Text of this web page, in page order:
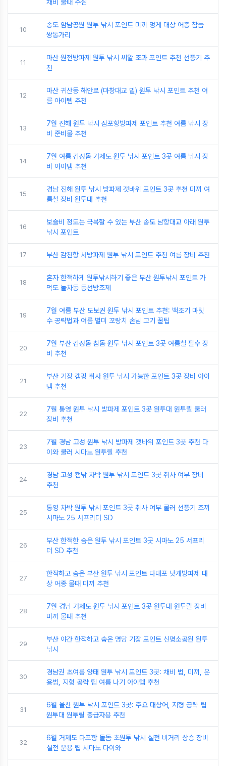
채비 물때 수심
10
송도 암남공원 원투 낚시 포인트 미끼 멍게 대상 어종 참돔
쌍동가리
11
마산 원전방파제 원투 낚시 씨알 조과 포인트 추천 선풍기 추
천
12
마산 귀산동 해안로 (마창대교 밑) 원투 낚시 포인트 추천 여
름 아이템 추천
13
7월 진해 원투 낚시 삼포항방파제 포인트 추천 여름 낚시 장
비 준비물 추천
14
7월 여름 감성돔 거제도 원투 낚시 포인트 3곳 여름 낚시 장
비 아이템 추천
15
경남 진해 원투 낚시 방파제 갯바위 포인트 3곳 추천 미끼 여
름철 장비 원투대 추천
16
보슬비 정도는 극복할 수 있는 부산 송도 남항대교 아래 원투
낚시 포인트
17 부산 감천항 서방파제 원투 낚시 포인트 추천 여름 장비 추천
18
혼자 한적하게 원투낚시하기 좋은 부산 원투낚시 포인트 가
덕도 눌차동 동선방조제
19
7월 여름 부산 도보권 원투 낚시 포인트 추천: 백조기 마릿
수 공략법과 여름 별미 꼬랑치 손님 고기 꿀팁
20
7월 부산 감성돔 참돔 원투 낚시 포인트 3곳 여름철 필수 장
비 추천
21
부산 기장 캠핑 취사 원투 낚시 가능한 포인트 3곳 장비 아이
템 추천
22
7월 통영 원투 낚시 방파제 포인트 3곳 원투대 원투릴 쿨러
장비 추천
23
7월 경남 고성 원투 낚시 방파제 갯바위 포인트 3곳 추천 다
이와 쿨러 시마노 원투릴 추천
24
경남 고성 캠낚 차박 원투 낚시 포인트 3곳 취사 여부 장비
추천
25
통영 차박 원투 낚시 포인트 3곳 취사 여부 쿨러 선풍기 조끼
시마노 25 서프리더 SD
26
부산 한적한 숨은 원투 낚시 포인트 3곳 시마노 25 서프리
더 SD 추천
27
한적하고 숨은 부산 원투 낚시 포인트 다대포 낫개방파제 대
상 어종 물때 미끼 추천
28
7월 경남 거제도 원투 낚시 포인트 3곳 원투대 원투릴 장비
미끼 물때 추천
29
부산 야간 한적하고 숨은 명당 기장 포인트 신평소공원 원투
낚시
30
경남권 초여름 양태 원투 낚시 포인트 3곳: 채비 법, 미끼, 운
용법, 지형 공략 팁 여름 나기 아이템 추천
31
6월 울산 원투 낚시 포인트 3곳: 주요 대상어, 지형 공략 팁
원투대 원투릴 중급자용 추천
32
6월 거제도 다포항 돌돔 초원투 낚시 실전 비거리 상승 장비
실전 운용 팁 시마노 다이와